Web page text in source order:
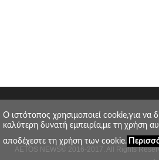
AETOS NEWS © 2016-2017. All Rights
O ιστότοπος χρησιμοποιεί cookie,για να
καλύτερη δυνατή εμπειρία,με τη χρήση
αποδέχεστε τη χρήση των cookie.